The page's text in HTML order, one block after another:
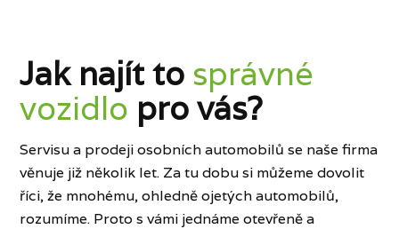
Jak najít to správné
vozidlo pro vás?
Servisu a prodeji osobních automobilů se naše firma
věnuje již několik let. Za tu dobu si můžeme dovolit
říci, že mnohému, ohledně ojetých automobilů,
rozumíme. Proto s vámi jednáme otevřeně a